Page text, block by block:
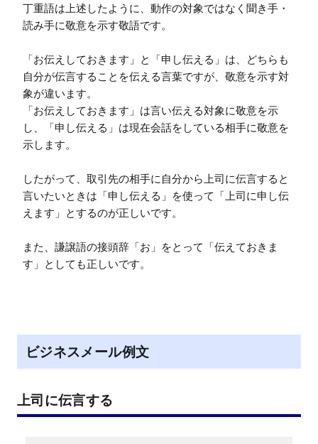
丁重語は上述したように、動作の対象ではなく聞き手・
読み手に敬意を示す敬語です。
「お伝えしておきます」と「申し伝える」は、どちらも
自分が伝言することを伝える言葉ですが、敬意を示す対
象が違います。
「お伝えしておきます」は言い伝える対象に敬意を示
し、「申し伝える」は現在会話をしている相手に敬意を
示します。
したがって、取引先の相手に自分から上司に伝言すると
言いたいときは「申し伝える」を使って「上司に申し伝
えます」とするのが正しいです。
また、謙譲語の接頭辞「お」をとって「伝えておきま
す」としても正しいです。
ビジネスメール例文
上司に伝言する